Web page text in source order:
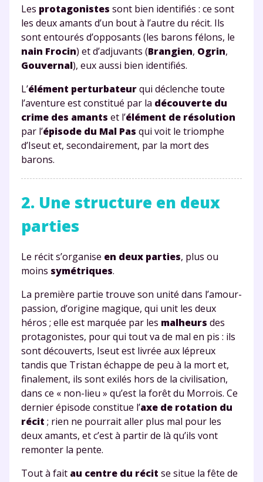
Les protagonistes sont bien identifiés : ce sont
les deux amants d’un bout à l’autre du récit. Ils
sont entourés d’opposants (les barons félons, le
nain Frocin) et d’adjuvants (Brangien, Ogrin,
Gouvernal), eux aussi bien identifiés.
L’élément perturbateurqui déclenche toute
l’aventure est constitué par la découverte du
crime des amants et l’élément de résolution
par l’épisode du Mal Pas qui voit le triomphe
d’Iseut et, secondairement, par la mort des
barons.
2. Une structure en deux
parties
Le récit s’organise en deux parties, plus ou
moins symétriques.
La première partie trouve son unité dans l’amour-
passion, d’origine magique, qui unit les deux
héros ; elle est marquée par les malheurs des
protagonistes, pour qui tout va de mal en pis : ils
sont découverts, Iseut est livrée aux lépreux
tandis que Tristan échappe de peu à la mort et,
finalement, ils sont exilés hors de la civilisation,
dans ce « non-lieu » qu’est la forêt du Morrois. Ce
dernier épisode constitue l’axe de rotation du
récit ; rien ne pourrait aller plus mal pour les
deux amants, et c’est à partir de là qu’ils vont
remonter la pente.
Tout à fait au centre du récit se situe la fête de